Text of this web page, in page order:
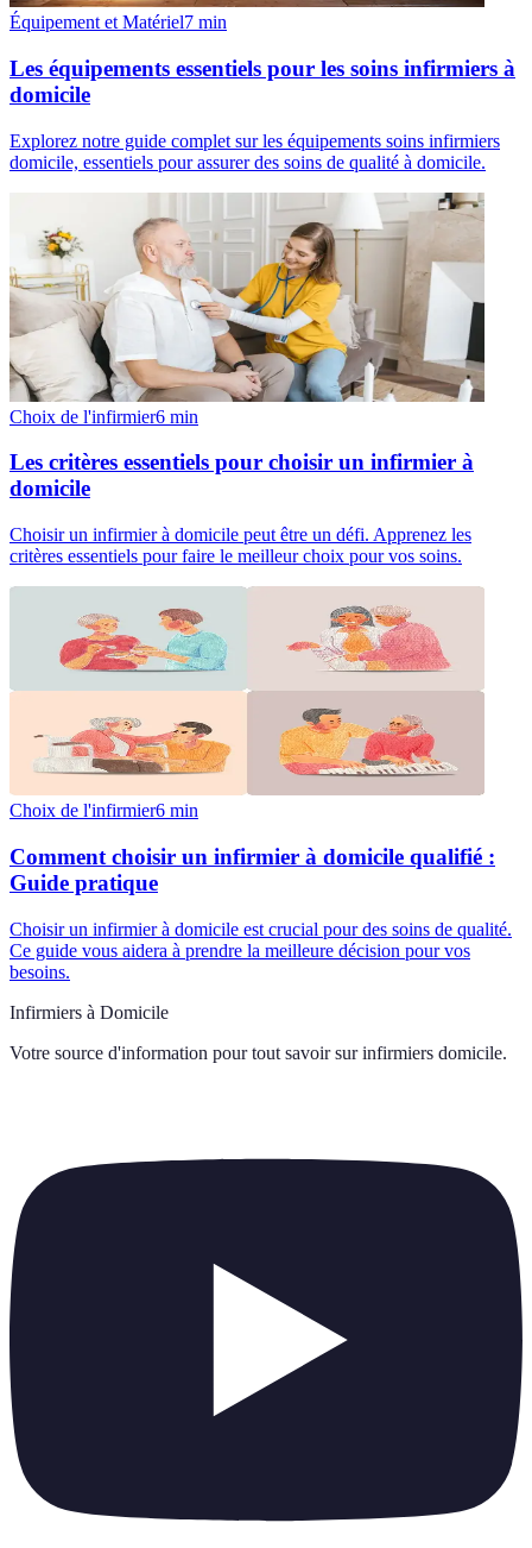
Équipement et Matériel7 min
Les équipements essentiels pour les soins infirmiers à
domicile
Explorez notre guide complet sur les équipements soins infirmiers
domicile, essentiels pour assurer des soins de qualité à domicile.
Choix de l'infirmier6 min
Les critères essentiels pour choisir un infirmier à
domicile
Choisir un infirmier à domicile peut être un défi. Apprenez les
critères essentiels pour faire le meilleur choix pour vos soins.
Choix de l'infirmier6 min
Comment choisir un infirmier à domicile qualifié :
Guide pratique
Choisir un infirmier à domicile est crucial pour des soins de qualité.
Ce guide vous aidera à prendre la meilleure décision pour vos
besoins.
Infirmiers à Domicile
Votre source d'information pour tout savoir sur infirmiers domicile.